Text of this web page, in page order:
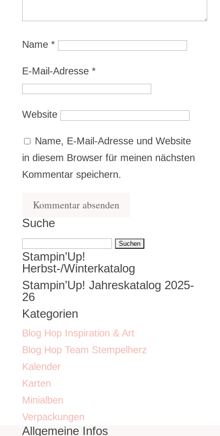
Name *
E-Mail-Adresse *
Website
Name, E-Mail-Adresse und Website
in diesem Browser für meinen nächsten
Kommentar speichern.
Suche
Suchen
nach:
Stampin’Up!
Herbst-/Winterkatalog
Stampin’Up! Jahreskatalog 2025-
26
Kategorien
Blog Hop Inspiration & Art
Blog Hop Team Stempelherz
Kalender
Karten
Minialben
Verpackungen
Allgemeine Infos